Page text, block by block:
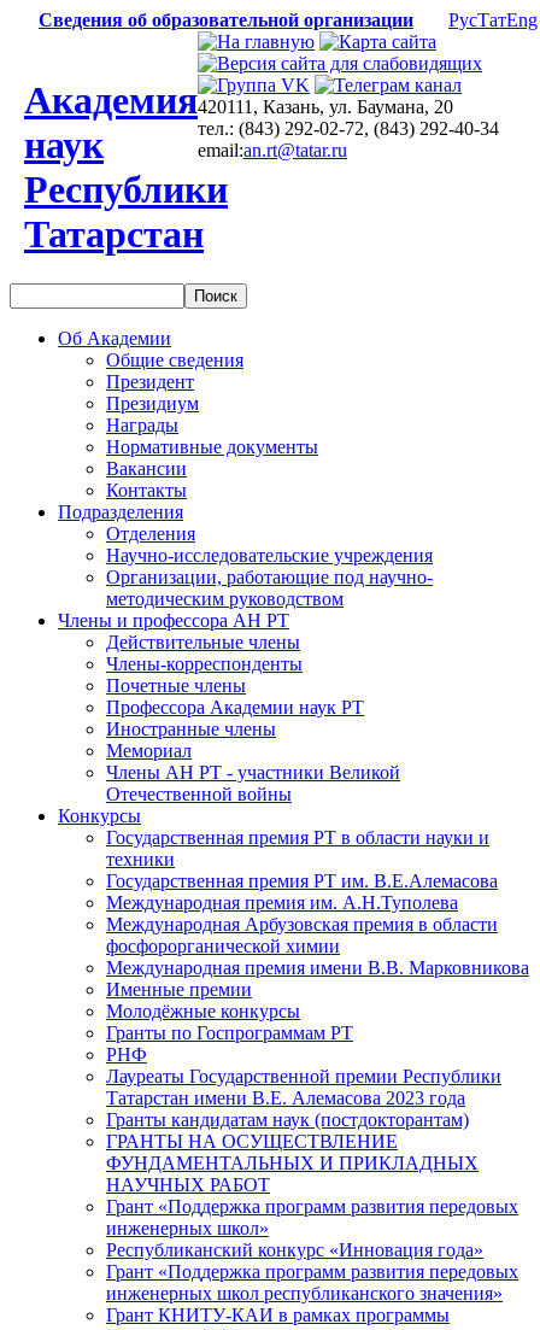
Сведения об образовательной организации РусТатEng
Академия
наук
Республики
Татарстан
420111, Казань, ул. Баумана, 20
тел.: (843) 292-02-72, (843) 292-40-34
email:an.rt@tatar.ru
Об Академии
Общие сведения
Президент
Президиум
Награды
Нормативные документы
Вакансии
Контакты
Подразделения
Отделения
Научно-исследовательские учреждения
Организации, работающие под научно-
методическим руководством
Члены и профессора АН РТ
Действительные члены
Члены-корреспонденты
Почетные члены
Профессора Академии наук РТ
Иностранные члены
Мемориал
Члены АН РТ - участники Великой
Отечественной войны
Конкурсы
Государственная премия РТ в области науки и
техники
Государственная премия РТ им. В.Е.Алемасова
Международная премия им. А.Н.Туполева
Международная Арбузовская премия в области
фосфорорганической химии
Международная премия имени В.В. Марковникова
Именные премии
Молодёжные конкурсы
Гранты по Госпрограммам РТ
РНФ
Лауреаты Государственной премии Республики
Татарстан имени В.Е. Алемасова 2023 года
Гранты кандидатам наук (постдокторантам)
ГРАНТЫ НА ОСУЩЕСТВЛЕНИЕ
ФУНДАМЕНТАЛЬНЫХ И ПРИКЛАДНЫХ
НАУЧНЫХ РАБОТ
Грант «Поддержка программ развития передовых
инженерных школ»
Республиканский конкурс «Инновация года»
Грант «Поддержка программ развития передовых
инженерных школ республиканского значения»
Грант КНИТУ-КАИ в рамках программы